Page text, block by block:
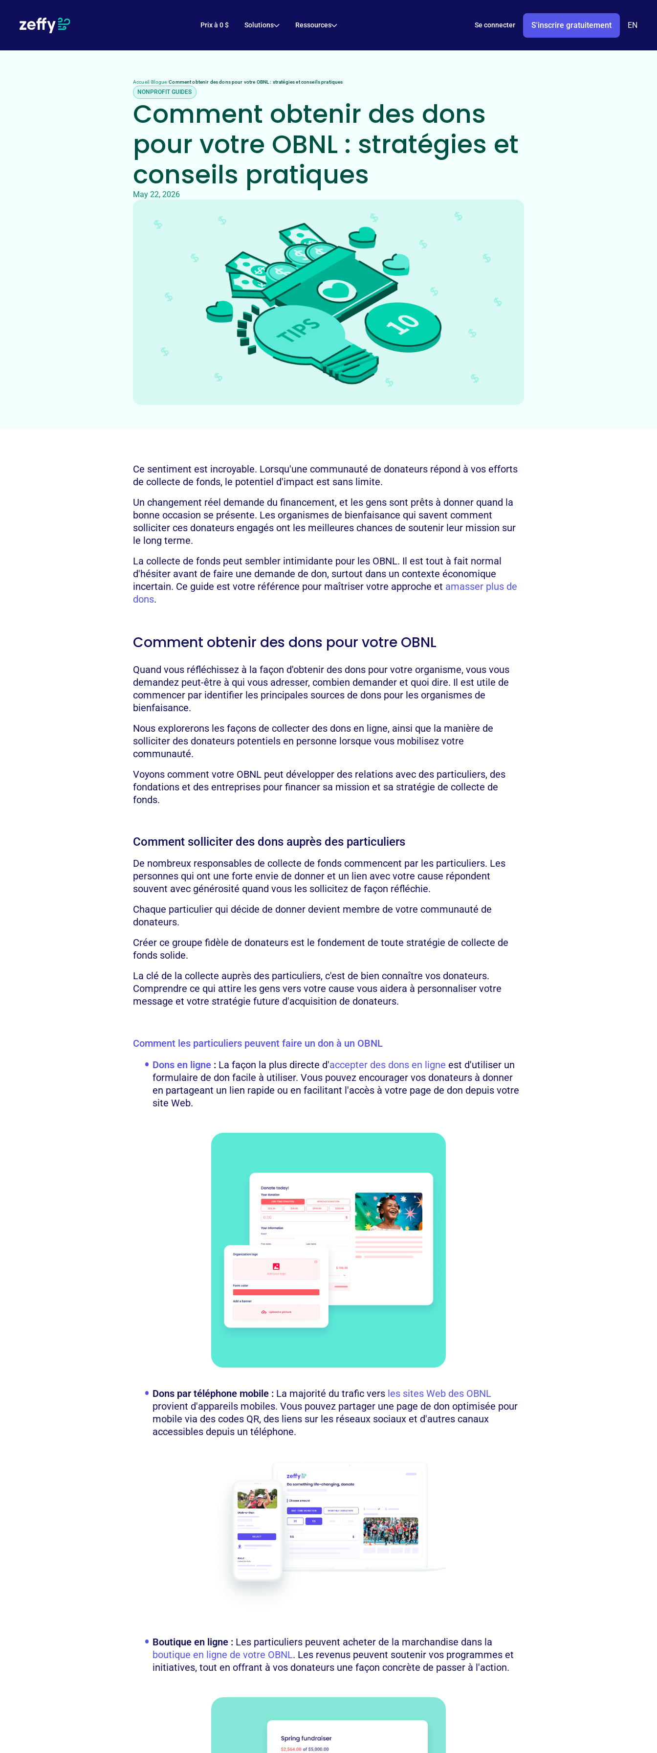
Prix à 0 $ Solutions Ressources Se connecter S'inscrire gratuitement EN
Accueil /Blogue/Comment obtenir des dons pour votre OBNL : stratégies et conseils pratiques
NONPROFIT GUIDES
Comment obtenir des dons
pour votre OBNL : stratégies et
conseils pratiques
May 22, 2026
Ce sentiment est incroyable. Lorsqu'une communauté de donateurs répond à vos efforts
de collecte de fonds, le potentiel d'impact est sans limite.
Un changement réel demande du financement, et les gens sont prêts à donner quand la
bonne occasion se présente. Les organismes de bienfaisance qui savent comment
solliciter ces donateurs engagés ont les meilleures chances de soutenir leur mission sur
le long terme.
La collecte de fonds peut sembler intimidante pour les OBNL. Il est tout à fait normal
d'hésiter avant de faire une demande de don, surtout dans un contexte économique
incertain. Ce guide est votre référence pour maîtriser votre approche et amasser plus de
dons.
Comment obtenir des dons pour votre OBNL
Quand vous réfléchissez à la façon d'obtenir des dons pour votre organisme, vous vous
demandez peut-être à qui vous adresser, combien demander et quoi dire. Il est utile de
commencer par identifier les principales sources de dons pour les organismes de
bienfaisance.
Nous explorerons les façons de collecter des dons en ligne, ainsi que la manière de
solliciter des donateurs potentiels en personne lorsque vous mobilisez votre
communauté.
Voyons comment votre OBNL peut développer des relations avec des particuliers, des
fondations et des entreprises pour financer sa mission et sa stratégie de collecte de
fonds.
Comment solliciter des dons auprès des particuliers
De nombreux responsables de collecte de fonds commencent par les particuliers. Les
personnes qui ont une forte envie de donner et un lien avec votre cause répondent
souvent avec générosité quand vous les sollicitez de façon réfléchie.
Chaque particulier qui décide de donner devient membre de votre communauté de
donateurs.
Créer ce groupe fidèle de donateurs est le fondement de toute stratégie de collecte de
fonds solide.
La clé de la collecte auprès des particuliers, c'est de bien connaître vos donateurs.
Comprendre ce qui attire les gens vers votre cause vous aidera à personnaliser votre
message et votre stratégie future d'acquisition de donateurs.
Comment les particuliers peuvent faire un don à un OBNL
Dons en ligne : La façon la plus directe d'accepter des dons en ligne est d'utiliser un
formulaire de don facile à utiliser. Vous pouvez encourager vos donateurs à donner
en partageant un lien rapide ou en facilitant l'accès à votre page de don depuis votre
site Web.
Dons par téléphone mobile : La majorité du trafic vers les sites Web des OBNL
provient d'appareils mobiles. Vous pouvez partager une page de don optimisée pour
mobile via des codes QR, des liens sur les réseaux sociaux et d'autres canaux
accessibles depuis un téléphone.
Boutique en ligne : Les particuliers peuvent acheter de la marchandise dans la
boutique en ligne de votre OBNL. Les revenus peuvent soutenir vos programmes et
initiatives, tout en offrant à vos donateurs une façon concrète de passer à l'action.